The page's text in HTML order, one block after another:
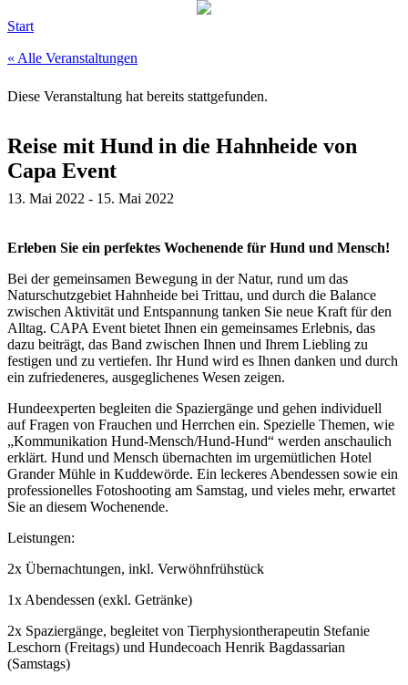
Start
« Alle Veranstaltungen
Diese Veranstaltung hat bereits stattgefunden.
Reise mit Hund in die Hahnheide von
Capa Event
13. Mai 2022 - 15. Mai 2022
Erleben Sie ein perfektes Wochenende für Hund und Mensch!
Bei der gemeinsamen Bewegung in der Natur, rund um das
Naturschutzgebiet Hahnheide bei Trittau, und durch die Balance
zwischen Aktivität und Entspannung tanken Sie neue Kraft für den
Alltag. CAPA Event bietet Ihnen ein gemeinsames Erlebnis, das
dazu beiträgt, das Band zwischen Ihnen und Ihrem Liebling zu
festigen und zu vertiefen. Ihr Hund wird es Ihnen danken und durch
ein zufriedeneres, ausgeglichenes Wesen zeigen.
Hundeexperten begleiten die Spaziergänge und gehen individuell
auf Fragen von Frauchen und Herrchen ein. Spezielle Themen, wie
„Kommunikation Hund-Mensch/Hund-Hund“ werden anschaulich
erklärt. Hund und Mensch übernachten im urgemütlichen Hotel
Grander Mühle in Kuddewörde. Ein leckeres Abendessen sowie ein
professionelles Fotoshooting am Samstag, und vieles mehr, erwartet
Sie an diesem Wochenende.
Leistungen:
2x Übernachtungen, inkl. Verwöhnfrühstück
1x Abendessen (exkl. Getränke)
2x Spaziergänge, begleitet von Tierphysiontherapeutin Stefanie
Leschorn (Freitags) und Hundecoach Henrik Bagdassarian
(Samstags)